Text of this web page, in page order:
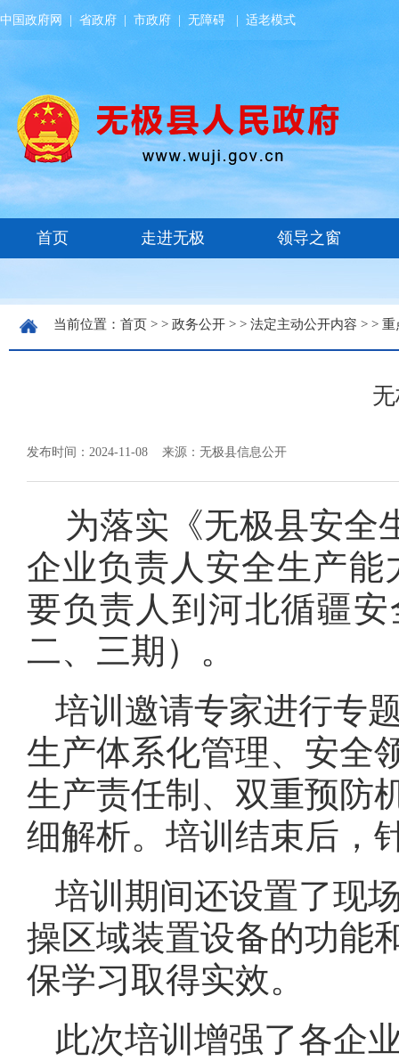
中国政府网 省政府 市政府 无障碍 适老模式
当前位置： 首页 > > 政务公开 > > 法定主动公开内容 > > 重
发布时间：2024-11-08 来源：无极县信息公开
为落实《无极县安全
企业负责人安全生产能
要负责人到河北循疆
二、三期）。
培训邀请专家进行专
生产体系化管理、安全
生产责任制、双重预防
细解析。培训结束后，
培训期间还设置了现
操区域装置设备的功能
保学习取得实效。
此次培训增强了各企